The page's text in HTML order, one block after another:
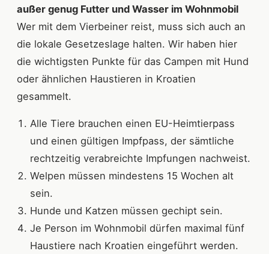
außer genug Futter und Wasser im Wohnmobil
Wer mit dem Vierbeiner reist, muss sich auch an
die lokale Gesetzeslage halten. Wir haben hier
die wichtigsten Punkte für das Campen mit Hund
oder ähnlichen Haustieren in Kroatien
gesammelt.
Alle Tiere brauchen einen EU-Heimtierpass
und einen gültigen Impfpass, der sämtliche
rechtzeitig verabreichte Impfungen nachweist.
Welpen müssen mindestens 15 Wochen alt
sein.
Hunde und Katzen müssen gechipt sein.
Je Person im Wohnmobil dürfen maximal fünf
Haustiere nach Kroatien eingeführt werden.